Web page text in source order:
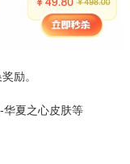
励。
华夏之心皮肤等